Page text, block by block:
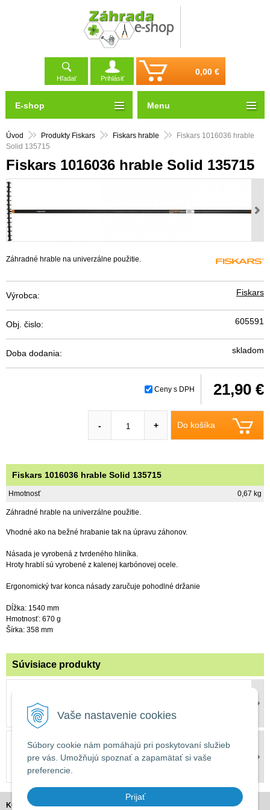
Vaše nastavenie cookies
Súbory cookie nám pomáhajú pri poskytovaní služieb
pre vás. Umožňujú spoznať a zapamätať si vaše
preferencie.
Prijať
Hľadať Prihlásiť
0,00 €
Úvod Produkty Fiskars Fiskars hrable
Fiskars 1016036 hrable
Solid 135715
Fiskars 1016036 hrable Solid 135715
Záhradné hrable na univerzálne použitie.
Výrobca: Fiskars
Obj. čislo: 605591
Doba dodania: skladom
Ceny s DPH 21,90 €
Do košíka
- +
Fiskars 1016036 hrable Solid 135715
Hmotnosť 0,67 kg
Záhradné hrable na univerzálne použitie.
Vhodné ako na bežné hrabanie tak na úpravu záhonov.
Násada je vyrobená z tvrdeného hliníka.
Hroty hrablí sú vyrobené z kalenej karbónovej ocele.
Ergonomický tvar konca násady zaručuje pohodlné držanie
Dĺžka: 1540 mm
Hmotnosť: 670 g
Šírka: 358 mm
Súvisiace produkty
Wolf-Garten GH-BO 10 rukavice
10 €s DPH
E-shop Menu
KONTAKT